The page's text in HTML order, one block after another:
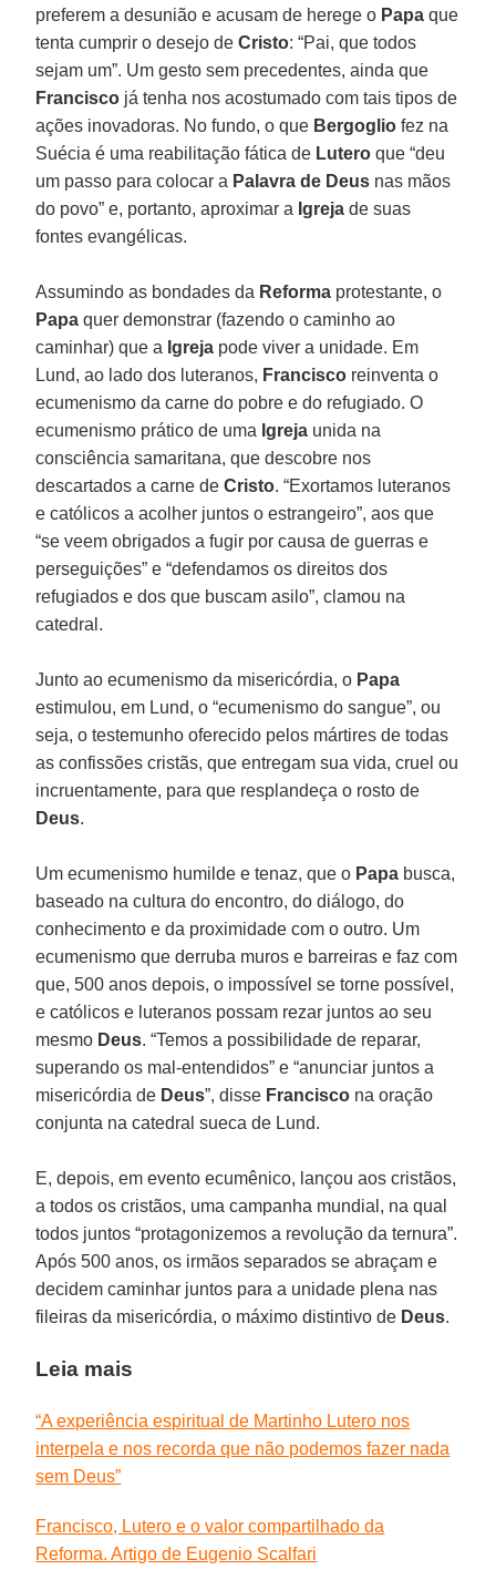
preferem a desunião e acusam de herege o Papa que
tenta cumprir o desejo deCristo: “Pai, que todos
sejam um”. Um gesto sem precedentes, ainda que
Francisco já tenha nos acostumado com tais tipos de
ações inovadoras. No fundo, o que Bergoglio fez na
Suécia é uma reabilitação fática de Lutero que “deu
um passo para colocar a Palavra de Deus nas mãos
do povo” e, portanto, aproximar a Igreja de suas
fontes evangélicas.
Assumindo as bondades da Reforma protestante, o
Papa quer demonstrar (fazendo o caminho ao
caminhar) que a Igreja pode viver a unidade. Em
Lund, ao lado dos luteranos, Francisco reinventa o
ecumenismo da carne do pobre e do refugiado. O
ecumenismo prático de uma Igreja unida na
consciência samaritana, que descobre nos
descartados a carne deCristo. “Exortamos luteranos
e católicos a acolher juntos o estrangeiro”, aos que
“se veem obrigados a fugir por causa de guerras e
perseguições” e “defendamos os direitos dos
refugiados e dos que buscam asilo”, clamou na
catedral.
Junto ao ecumenismo da misericórdia, o Papa
estimulou, em Lund, o “ecumenismo do sangue”, ou
seja, o testemunho oferecido pelos mártires de todas
as confissões cristãs, que entregam sua vida, cruel ou
incruentamente, para que resplandeça o rosto de
Deus.
Um ecumenismo humilde e tenaz, que o Papa busca,
baseado na cultura do encontro, do diálogo, do
conhecimento e da proximidade com o outro. Um
ecumenismo que derruba muros e barreiras e faz com
que, 500 anos depois, o impossível se torne possível,
e católicos e luteranos possam rezar juntos ao seu
mesmo Deus. “Temos a possibilidade de reparar,
superando os mal-entendidos” e “anunciar juntos a
misericórdia de Deus”, disse Francisco na oração
conjunta na catedral sueca de Lund.
E, depois, em evento ecumênico, lançou aos cristãos,
a todos os cristãos, uma campanha mundial, na qual
todos juntos “protagonizemos a revolução da ternura”.
Após 500 anos, os irmãos separados se abraçam e
decidem caminhar juntos para a unidade plena nas
fileiras da misericórdia, o máximo distintivo de Deus.
Leia mais
“A experiência espiritual de Martinho Lutero nos
interpela e nos recorda que não podemos fazer nada
sem Deus”
Francisco, Lutero e o valor compartilhado da
Reforma. Artigo de Eugenio Scalfari